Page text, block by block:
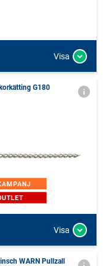
Visa
G180
Visa
WARN Pullzall